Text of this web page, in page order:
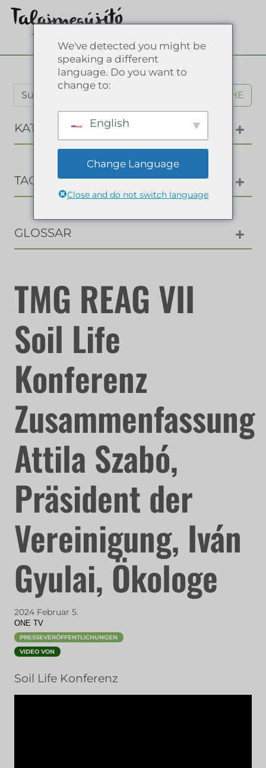
SUCHE
KATEGORIEN
TAGS
GLOSSAR
TMG REAG VII
Soil Life
Konferenz
Zusammenfassung
Attila Szabó,
Präsident der
Vereinigung, Iván
Gyulai, Ökologe
2024 Februar 5.
ONE TV
PRESSEVERÖFFENTLICHUNGEN
VIDEO VON
Soil Life Konferenz
We've detected you might be
speaking a different
language. Do you want to
change to:
English
Change Language
Close and do not switch language